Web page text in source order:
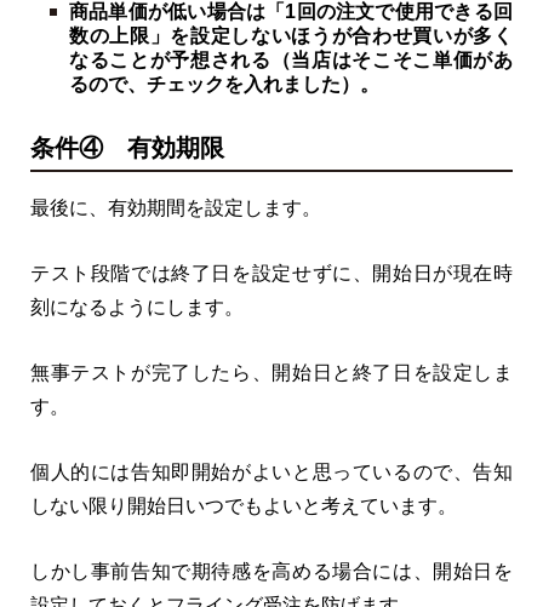
商品単価が低い場合は「1回の注文で使用できる回
数の上限」を設定しないほうが合わせ買いが多く
なることが予想される（当店はそこそこ単価があ
るので、チェックを入れました）。
条件④ 有効期限
最後に、有効期間を設定します。
テスト段階では終了日を設定せずに、開始日が現在時
刻になるようにします。
無事テストが完了したら、開始日と終了日を設定しま
す。
個人的には告知即開始がよいと思っているので、告知
しない限り開始日いつでもよいと考えています。
しかし事前告知で期待感を高める場合には、開始日を